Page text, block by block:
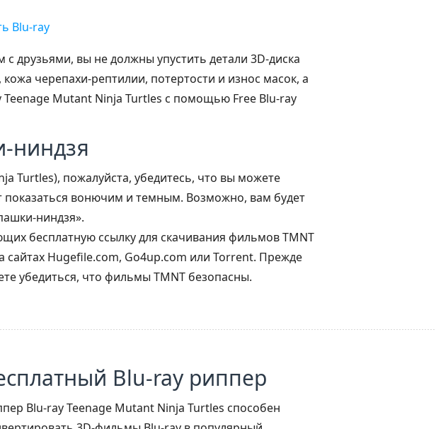
Blu-ray
друзьями, вы не должны упустить детали 3D-диска
черепахи-рептилии, потертости и износ масок, а
Teenage Mutant Ninja Turtles с помощью Free Blu-ray
ниндзя
Turtles), пожалуйста, убедитесь, что вы можете
вонючим и темным. Возможно, вам будет
ниндзя».
бесплатную ссылку для скачивания фильмов TMNT
сайтах Hugefile.com, Go4up.com или Torrent. Прежде
убедиться, что фильмы TMNT безопасны.
Blu-ray риппер
Blu-ray Teenage Mutant Ninja Turtles способен